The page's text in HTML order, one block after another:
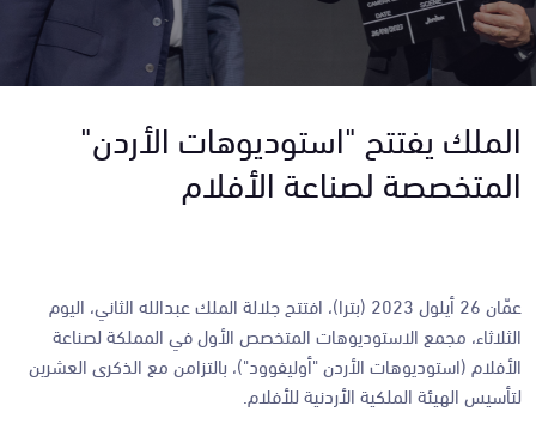
الملك يفتتح "استوديوهات الأردن"
المتخصصة لصناعة الأفلام
عمّان 26 أيلول 2023 (بترا)، افتتح جلالة الملك عبدالله الثاني، اليوم
الثلاثاء، مجمع الاستوديوهات المتخصص الأول في المملكة لصناعة
الأفلام (استوديوهات الأردن "أوليفوود")، بالتزامن مع الذكرى العشرين
لتأسيس الهيئة الملكية الأردنية للأفلام.